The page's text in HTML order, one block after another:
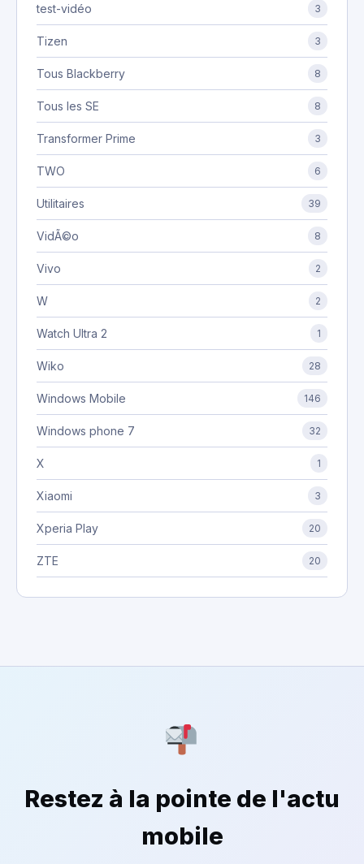
test-vidéo 3
Tizen 3
Tous Blackberry 8
Tous les SE 8
Transformer Prime 3
TWO 6
Utilitaires 39
VidÃ©o 8
Vivo 2
W 2
Watch Ultra 2 1
Wiko 28
Windows Mobile 146
Windows phone 7 32
X 1
Xiaomi 3
Xperia Play 20
ZTE 20
Restez à la pointe de l'actu
mobile